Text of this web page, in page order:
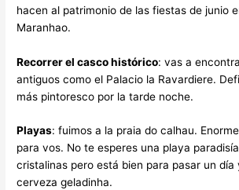
hacen al patrimonio de las fiestas de junio
Maranhao.
Recorrer el casco histórico: vas a
antiguos como el Palacio la Ravardiere.
más pintoresco por la tarde noche.
Playas: fuimos a la praia do calhau.
para vos. No te esperes una playa
cristalinas pero está bien para pasar un día
cerveza geladinha.